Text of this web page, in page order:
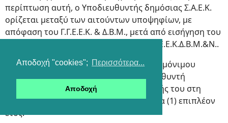
Αποδοχή "cookies"; Περισσότερα...
Αποδοχή
περίπτωση αυτή, ο Υποδιευθυντής δημόσιας Σ.Α.Ε.Κ.
ορίζεται μεταξύ των αιτούντων υποψηφίων, με
απόφαση του Γ.Γ.Ε.Ε.Κ. & Δ.Β.Μ., μετά από εισήγηση του
Προϊσταμένου της Γενικής Διεύθυνσης Ε.Ε.Κ.Δ.Β.Μ.&Ν..
Σε περίπτωση επιλογής αποσπασμένου μόνιμου
εκπαιδευτικού για τη θέση του Υποδιευθυντή
δημόσιας Σ.Α.Ε.Κ., η απόφαση απόσπασής του στη
Σ.Α.Ε.Κ. παρατείνεται αυτοδίκαια για ένα (1) επιπλέον
έτος.